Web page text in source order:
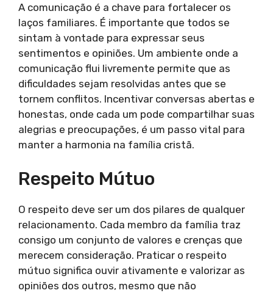
A comunicação é a chave para fortalecer os
laços familiares. É importante que todos se
sintam à vontade para expressar seus
sentimentos e opiniões. Um ambiente onde a
comunicação flui livremente permite que as
dificuldades sejam resolvidas antes que se
tornem conflitos. Incentivar conversas abertas e
honestas, onde cada um pode compartilhar suas
alegrias e preocupações, é um passo vital para
manter a harmonia na família cristã.
Respeito Mútuo
O respeito deve ser um dos pilares de qualquer
relacionamento. Cada membro da família traz
consigo um conjunto de valores e crenças que
merecem consideração. Praticar o respeito
mútuo significa ouvir ativamente e valorizar as
opiniões dos outros, mesmo que não